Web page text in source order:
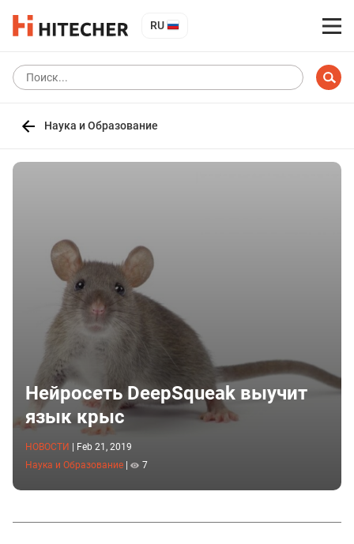
RU
Наука и Образование
Нейросеть DeepSqueak выучит
язык крыс
НОВОСТИ
Feb 21, 2019
Наука и Образование
7